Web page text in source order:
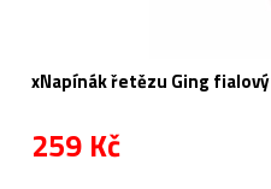
xNapínák řetězu Ging fialový
259 Kč